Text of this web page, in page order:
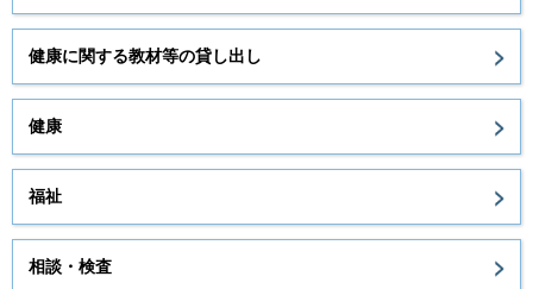
健康に関する教材等の貸し出し
健康
福祉
相談・検査